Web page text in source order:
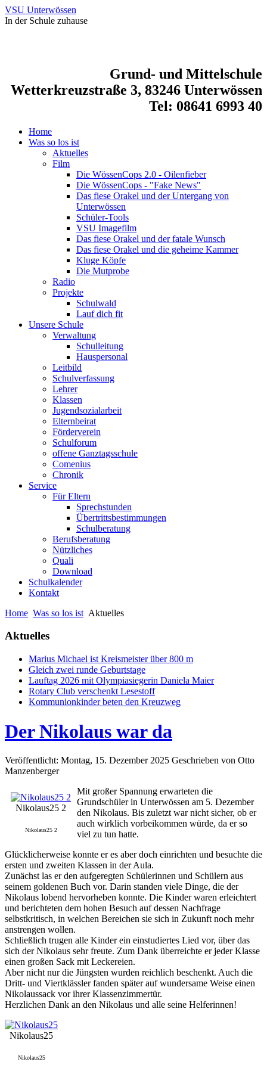
VSU Unterwössen
In der Schule zuhause
Grund- und Mittelschule
Wetterkreuzstraße 3, 83246 Unterwössen
Tel: 08641 6993 40
Home
Was so los ist
Aktuelles
Film
Die WössenCops 2.0 - Oilenfieber
Die WössenCops - "Fake News"
Das fiese Orakel und der Untergang von
Unterwössen
Schüler-Tools
VSU Imagefilm
Das fiese Orakel und der fatale Wunsch
Das fiese Orakel und die geheime Kammer
Kluge Köpfe
Die Mutprobe
Radio
Projekte
Schulwald
Lauf dich fit
Unsere Schule
Verwaltung
Schulleitung
Hauspersonal
Leitbild
Schulverfassung
Lehrer
Klassen
Jugendsozialarbeit
Elternbeirat
Förderverein
Schulforum
offene Ganztagsschule
Comenius
Chronik
Service
Für Eltern
Sprechstunden
Übertrittsbestimmungen
Schulberatung
Berufsberatung
Nützliches
Quali
Download
Schulkalender
Kontakt
Home Was so los ist Aktuelles
Aktuelles
Marius Michael ist Kreismeister über 800 m
Gleich zwei runde Geburtstage
Lauftag 2026 mit Olympiasiegerin Daniela Maier
Rotary Club verschenkt Lesestoff
Kommunionkinder beten den Kreuzweg
Der Nikolaus war da
Veröffentlicht: Montag, 15. Dezember 2025 Geschrieben von Otto
Manzenberger
Nikolaus25 2
Nikolaus25 2
Mit großer Spannung erwarteten die
Grundschüler in Unterwössen am 5. Dezember
den Nikolaus. Bis zuletzt war nicht sicher, ob er
auch wirklich vorbeikommen würde, da er so
viel zu tun hatte.
Glücklicherweise konnte er es aber doch einrichten und besuchte die
ersten und zweiten Klassen in der Aula.
Zunächst las er den aufgeregten Schülerinnen und Schülern aus
seinem goldenen Buch vor. Darin standen viele Dinge, die der
Nikolaus lobend hervorheben konnte. Die Kinder waren erleichtert
und berichteten dem hohen Besuch auf dessen Nachfrage
selbstkritisch, in welchen Bereichen sie sich in Zukunft noch mehr
anstrengen wollen.
Schließlich trugen alle Kinder ein einstudiertes Lied vor, über das
sich der Nikolaus sehr freute. Zum Dank überreichte er jeder Klasse
einen großen Sack mit Leckereien.
Aber nicht nur die Jüngsten wurden reichlich beschenkt. Auch die
Dritt- und Viertklässler fanden später auf wundersame Weise einen
Nikolaussack vor ihrer Klassenzimmertür.
Herzlichen Dank an den Nikolaus und alle seine Helferinnen!
Nikolaus25
Nikolaus25